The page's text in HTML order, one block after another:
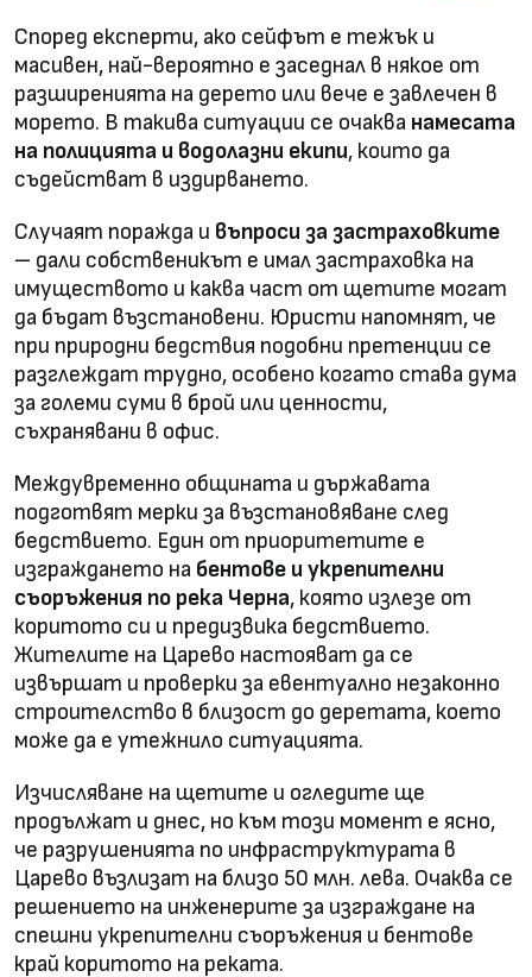
Според експерти, ако сейфът е тежък и
масивен, най-вероятно е заседнал в някое от
разширенията на дерето или вече е завлечен в
морето. В такива ситуации се очаква намесата
на полицията и водолазни екипи, които да
съдействат в издирването.
Случаят поражда и въпроси за застраховките
– дали собственикът е имал застраховка на
имуществото и каква част от щетите могат
да бъдат възстановени. Юристи напомнят, че
при природни бедствия подобни претенции се
разглеждат трудно, особено когато става дума
за големи суми в брой или ценности,
съхранявани в офис.
Междувременно общината и държавата
подготвят мерки за възстановяване след
бедствието. Един от приоритетите е
изграждането на бентове и укрепителни
съоръжения по река Черна, която излезе от
коритото си и предизвика бедствието.
Жителите на Царево настояват да се
извършат и проверки за евентуално незаконно
строителство в близост до деретата, което
може да е утежнило ситуацията.
Изчисляване на щетите и огледите ще
продължат и днес, но към този момент е ясно,
че разрушенията по инфраструктурата в
Царево възлизат на близо 50 млн. лева. Очаква се
решението на инженерите за изграждане на
спешни укрепителни съоръжения и бентове
край коритото на реката.